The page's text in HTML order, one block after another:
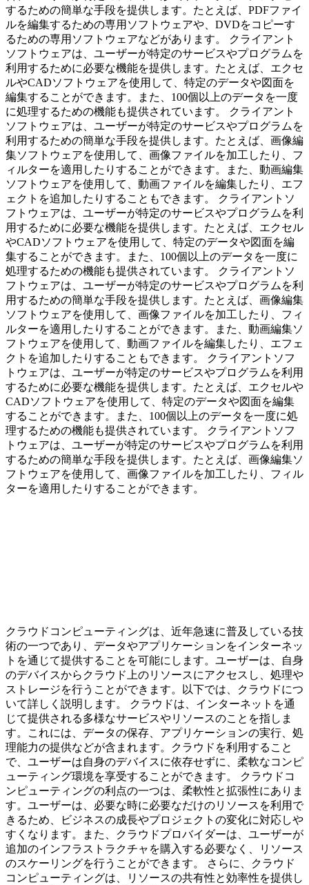
するための簡単な手段を提供します。たとえば、PDFファイ
ルを編集するための専用ソフトウェアや、DVDをコピーす
るための専用ソフトウェアなどがあります。 クライアント
ソフトウェアは、ユーザーが特定のサービスやプログラムを
利用するために必要な機能を提供します。たとえば、エクセ
ルやCADソフトウェアを使用して、特定のデータや図面を
編集することができます。また、100個以上のデータを一度
に処理するための機能も提供されています。 クライアント
ソフトウェアは、ユーザーが特定のサービスやプログラムを
利用するための簡単な手段を提供します。たとえば、画像編
集ソフトウェアを使用して、画像ファイルを加工したり、フ
ィルターを適用したりすることができます。また、動画編集
ソフトウェアを使用して、動画ファイルを編集したり、エフ
ェクトを追加したりすることもできます。 クライアントソ
フトウェアは、ユーザーが特定のサービスやプログラムを利
用するために必要な機能を提供します。たとえば、エクセル
やCADソフトウェアを使用して、特定のデータや図面を編
集することができます。また、100個以上のデータを一度に
処理するための機能も提供されています。 クライアントソ
フトウェアは、ユーザーが特定のサービスやプログラムを利
用するための簡単な手段を提供します。たとえば、画像編集
ソフトウェアを使用して、画像ファイルを加工したり、フィ
ルターを適用したりすることができます。また、動画編集ソ
フトウェアを使用して、動画ファイルを編集したり、エフェ
クトを追加したりすることもできます。 クライアントソフ
トウェアは、ユーザーが特定のサービスやプログラムを利用
するために必要な機能を提供します。たとえば、エクセルや
CADソフトウェアを使用して、特定のデータや図面を編集
することができます。また、100個以上のデータを一度に処
理するための機能も提供されています。 クライアントソフ
トウェアは、ユーザーが特定のサービスやプログラムを利用
するための簡単な手段を提供します。たとえば、画像編集ソ
フトウェアを使用して、画像ファイルを加工したり、フィル
ターを適用したりすることができます。
クラウドコンピューティングは、近年急速に普及している技
術の一つであり、データやアプリケーションをインターネッ
トを通じて提供することを可能にします。ユーザーは、自身
のデバイスからクラウド上のリソースにアクセスし、処理や
ストレージを行うことができます。以下では、クラウドにつ
いて詳しく説明します。 クラウドは、インターネットを通
じて提供される多様なサービスやリソースのことを指しま
す。これには、データの保存、アプリケーションの実行、処
理能力の提供などが含まれます。クラウドを利用すること
で、ユーザーは自身のデバイスに依存せずに、柔軟なコンピ
ューティング環境を享受することができます。 クラウドコ
ンピューティングの利点の一つは、柔軟性と拡張性にありま
す。ユーザーは、必要な時に必要なだけのリソースを利用で
きるため、ビジネスの成長やプロジェクトの変化に対応しや
すくなります。また、クラウドプロバイダーは、ユーザーが
追加のインフラストラクチャを購入する必要なく、リソース
のスケーリングを行うことができます。 さらに、クラウド
コンピューティングは、リソースの共有性と効率性を提供し